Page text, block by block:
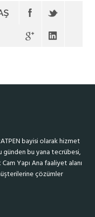
bayisi olarak hizmet
bu yana tecrübesi,
Yapı Ana faaliyet alanı
çözümler